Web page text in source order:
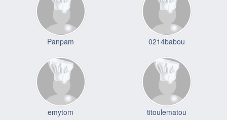
Panpam 0214babou
emytom titoulematou